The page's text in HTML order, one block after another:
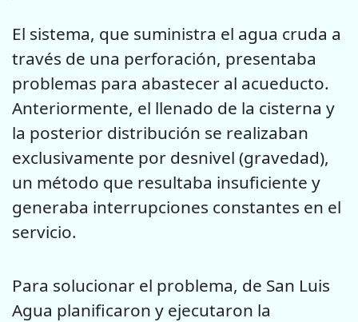
El sistema, que suministra el agua cruda a
través de una perforación, presentaba
problemas para abastecer al acueducto.
Anteriormente, el llenado de la cisterna y
la posterior distribución se realizaban
exclusivamente por desnivel (gravedad),
un método que resultaba insuficiente y
generaba interrupciones constantes en el
servicio.
Para solucionar el problema, de San Luis
Agua planificaron y ejecutaron la